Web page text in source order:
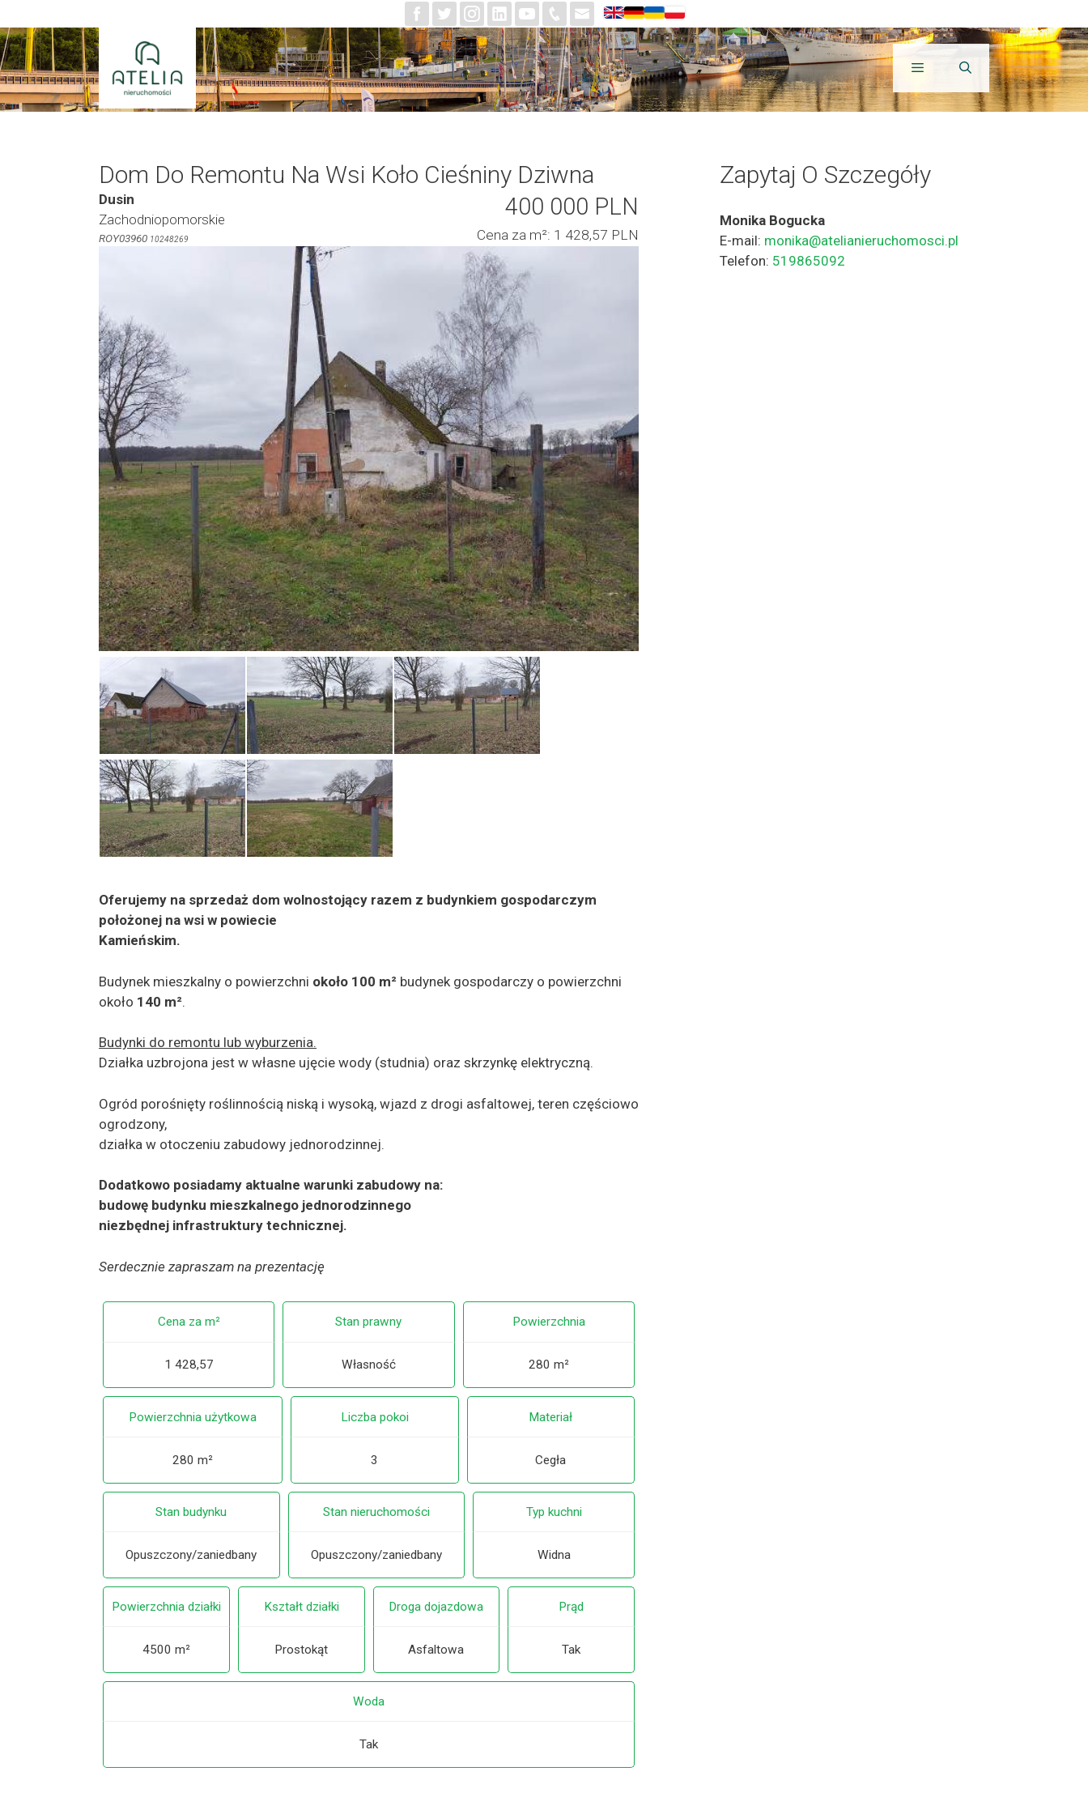
do
treści
Dom Do Remontu Na Wsi Koło Cieśniny Dziwna
Dusin
Zachodniopomorskie
ROY03960 10248269
400 000 PLN
Cena za m²: 1 428,57 PLN
Oferujemy na sprzedaż dom wolnostojący razem z budynkiem gospodarczym
położonej na wsi w powiecie
Kamieńskim.
Budynek mieszkalny o powierzchni około 100 m² budynek gospodarczy o powierzchni
około 140 m².
Budynki do remontu lub wyburzenia.
Działka uzbrojona jest w własne ujęcie wody (studnia) oraz skrzynkę elektryczną.
Ogród porośnięty roślinnością niską i wysoką, wjazd z drogi asfaltowej, teren częściowo
ogrodzony,
działka w otoczeniu zabudowy jednorodzinnej.
Dodatkowo posiadamy aktualne warunki zabudowy na:
budowę budynku mieszkalnego jednorodzinnego
niezbędnej infrastruktury technicznej.
Serdecznie zapraszam na prezentację
Cena za m²
1 428,57
Stan prawny
Własność
Powierzchnia
280 m²
Powierzchnia użytkowa
280 m²
Liczba pokoi
3
Materiał
Cegła
Stan budynku
Opuszczony/zaniedbany
Stan nieruchomości
Opuszczony/zaniedbany
Typ kuchni
Widna
Powierzchnia działki
4500 m²
Kształt działki
Prostokąt
Droga dojazdowa
Asfaltowa
Prąd
Tak
Woda
Tak
Zapytaj O Szczegóły
Monika Bogucka
E-mail: monika@atelianieruchomosci.pl
Telefon: 519865092